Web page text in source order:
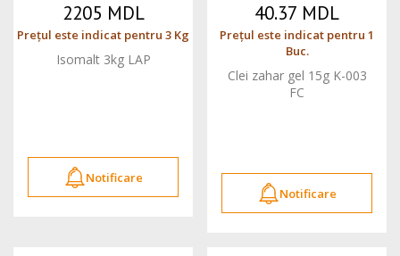
2205 MDL
Prețul este indicat pentru 3 Kg
Isomalt 3kg LAP
Notificare
40.37 MDL
Prețul este indicat pentru 1
Buc.
Clei zahar gel 15g K-003
FC
Notificare